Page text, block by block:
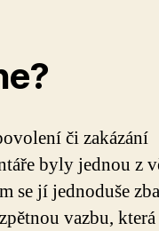
či zakázání
byly jednou z
se jí jednoduše
vazbu,